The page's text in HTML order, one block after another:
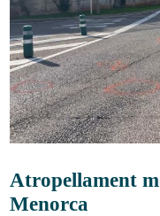
Atropellament
Menorca